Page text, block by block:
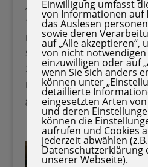
„If you can read this, bring
Mini-Wichtel zum
Für Monitor, Tastatur oder
Stimmung.
Weihnachts-Post-Its
In Sternform, mit
goldener Schrift.
Einwilligung umfasst
von Informationen auf
das Auslesen
sowie deren
auf „Alle akzeptieren“,
von nicht notwendigen
einzuwilligen oder auf
wenn Sie sich anders
können unter
detaillierte
eingesetzten Arten
und deren
können die
aufrufen und Cookies
jederzeit abwählen
Datenschutzerklärung
unserer Webseite).